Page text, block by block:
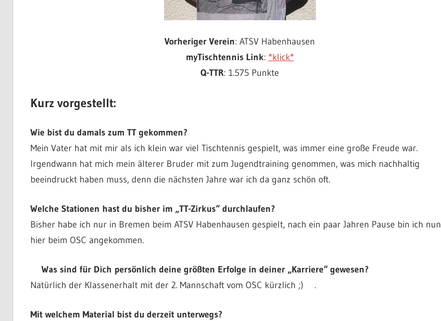
Vorheriger Verein: ATSV Habenhausen
myTischtennis Link: *klick*
Q-TTR: 1.575 Punkte
Kurz vorgestellt:
Wie bist du damals zum TT gekommen?
Mein Vater hat mit mir als ich klein war viel Tischtennis gespielt, was immer eine große Freude war.
Irgendwann hat mich mein älterer Bruder mit zum Jugendtraining genommen, was mich nachhaltig
beeindruckt haben muss, denn die nächsten Jahre war ich da ganz schön oft.
Welche Stationen hast du bisher im „TT-Zirkus“ durchlaufen?
Bisher habe ich nur in Bremen beim ATSV Habenhausen gespielt, nach ein paar Jahren Pause bin ich nun
hier beim OSC angekommen.
Was sind für Dich persönlich deine größten Erfolge in deiner „Karriere“ gewesen?
Natürlich der Klassenerhalt mit der 2. Mannschaft vom OSC kürzlich ;) .
Mit welchem Material bist du derzeit unterwegs?